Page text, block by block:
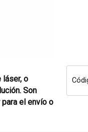
láser, o
Son
el envío o